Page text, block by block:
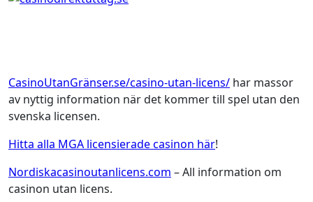
CasinoUtanGränser.se/casino-utan-licens/ har massor
av nyttig information när det kommer till spel utan den
svenska licensen.
Hitta alla MGA licensierade casinon här!
Nordiskacasinoutanlicens.com – All information om
casinon utan licens.